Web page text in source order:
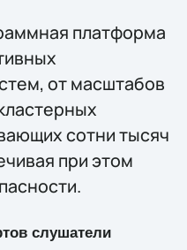
платформа
от масштабов
сотни тысяч
при этом
слушатели